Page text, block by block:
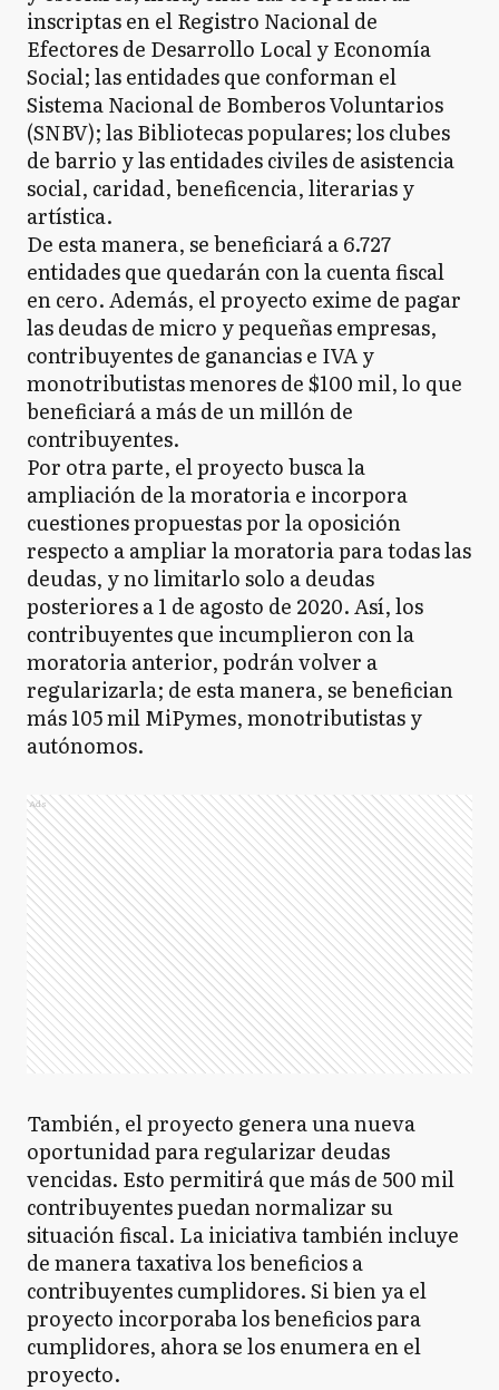
inscriptas en el Registro Nacional de
Efectores de Desarrollo Local y Economía
Social; las entidades que conforman el
Sistema Nacional de Bomberos Voluntarios
(SNBV); las Bibliotecas populares; los clubes
de barrio y las entidades civiles de asistencia
social, caridad, beneficencia, literarias y
artística.
De esta manera, se beneficiará a 6.727
entidades que quedarán con la cuenta fiscal
en cero. Además, el proyecto exime de pagar
las deudas de micro y pequeñas empresas,
contribuyentes de ganancias e IVA y
monotributistas menores de $100 mil, lo que
beneficiará a más de un millón de
contribuyentes.
Por otra parte, el proyecto busca la
ampliación de la moratoria e incorpora
cuestiones propuestas por la oposición
respecto a ampliar la moratoria para todas las
deudas, y no limitarlo solo a deudas
posteriores a 1 de agosto de 2020. Así, los
contribuyentes que incumplieron con la
moratoria anterior, podrán volver a
regularizarla; de esta manera, se benefician
más 105 mil MiPymes, monotributistas y
autónomos.
Ads
También, el proyecto genera una nueva
oportunidad para regularizar deudas
vencidas. Esto permitirá que más de 500 mil
contribuyentes puedan normalizar su
situación fiscal. La iniciativa también incluye
de manera taxativa los beneficios a
contribuyentes cumplidores. Si bien ya el
proyecto incorporaba los beneficios para
cumplidores, ahora se los enumera en el
proyecto.